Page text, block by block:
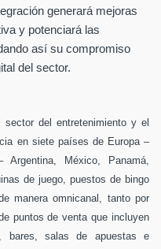
generará mejoras
y potenciará las
así su compromiso
del sector.
del entretenimiento y el
en siete países de Europa –
México, Panamá,
de juego, puestos de bingo
manera omnicanal, tanto por
puntos de venta que incluyen
bares, salas de apuestas e